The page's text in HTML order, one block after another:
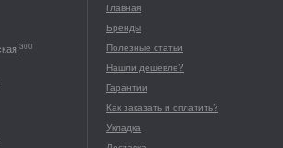
300
Главная
Бренды
Полезные статьи
Нашли дешевле?
Гарантии
Как заказать и оплатить?
Укладка